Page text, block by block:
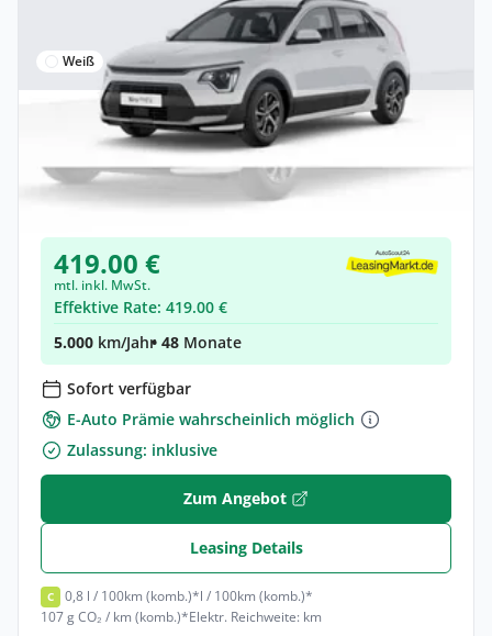
Weiß
Gewerbe & Privat
Kia Niro 1.6 GDI PHEV ED7 Navi Klima
Hybrid •Automatik •
128 PS (94 kW)
Neuwagen
419.00 €
mtl. inkl. MwSt.
Effektive Rate: 419.00 €
5.000 km/Jahr• 48 Monate
Sofort verfügbar
E-Auto Prämie wahrscheinlich möglich
Zulassung: inklusive
Zum Angebot
Leasing Details
C 0,8 l / 100km (komb.)*l / 100km (komb.)*
107 g CO₂ / km (komb.)*Elektr. Reichweite: km